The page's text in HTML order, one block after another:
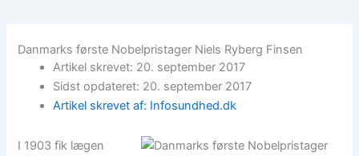
Danmarks første Nobelpristager Niels Ryberg Finsen
Artikel skrevet: 20. september 2017
Sidst opdateret: 20. september 2017
Artikel skrevet af: Infosundhed.dk
I 1903 fik lægen